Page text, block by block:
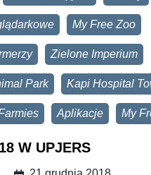
My Free Zoo
Zielone Imperium
Park Kapi Hospital
Aplikacje My
W UPJERS